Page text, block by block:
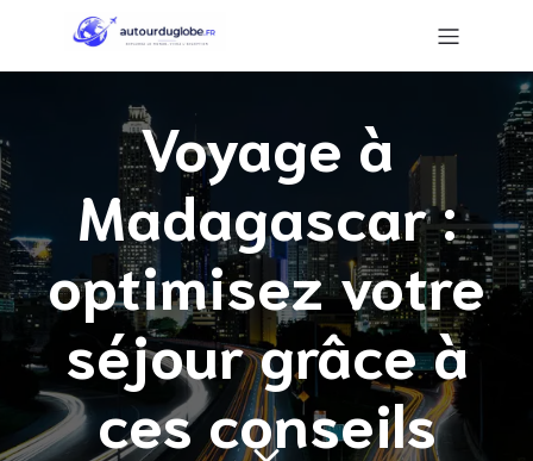
Voyage à
Madagascar :
optimisez votre
séjour grâce à
ces conseils